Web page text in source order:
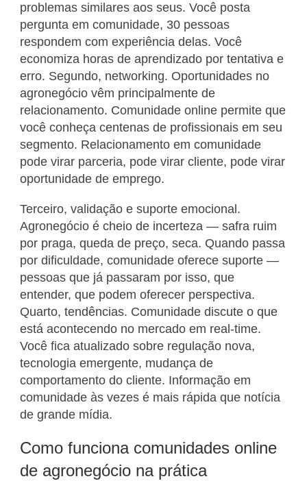
problemas similares aos seus. Você posta
pergunta em comunidade, 30 pessoas
respondem com experiência delas. Você
economiza horas de aprendizado por tentativa e
erro. Segundo, networking. Oportunidades no
agronegócio vêm principalmente de
relacionamento. Comunidade online permite que
você conheça centenas de profissionais em seu
segmento. Relacionamento em comunidade
pode virar parceria, pode virar cliente, pode virar
oportunidade de emprego.
Terceiro, validação e suporte emocional.
Agronegócio é cheio de incerteza — safra ruim
por praga, queda de preço, seca. Quando passa
por dificuldade, comunidade oferece suporte —
pessoas que já passaram por isso, que
entender, que podem oferecer perspectiva.
Quarto, tendências. Comunidade discute o que
está acontecendo no mercado em real-time.
Você fica atualizado sobre regulação nova,
tecnologia emergente, mudança de
comportamento do cliente. Informação em
comunidade às vezes é mais rápida que notícia
de grande mídia.
Como funciona comunidades online
de agronegócio na prática